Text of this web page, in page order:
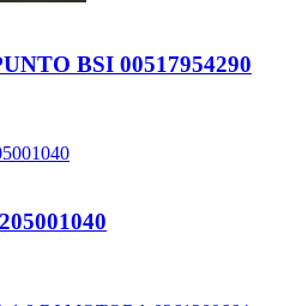
BSI 00517954290